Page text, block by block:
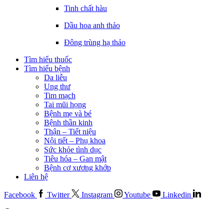
Tinh chất hàu
Dầu hoa anh thảo
Đông trùng hạ thảo
Tìm hiểu thuốc
Tìm hiểu bệnh
Da liễu
Ung thư
Tim mạch
Tai mũi họng
Bệnh mẹ và bé
Bệnh thần kinh
Thận – Tiết niệu
Nội tiết – Phụ khoa
Sức khỏe tình dục
Tiêu hóa – Gan mật
Bệnh cơ xương khớp
Liên hệ
Facebook Twitter Instagram Youtube Linkedin